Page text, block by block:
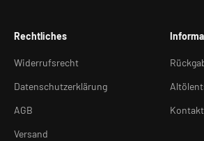
Rechtliches
Widerrufsrecht
Datenschutzerklärung
AGB
Versand
Kontakt